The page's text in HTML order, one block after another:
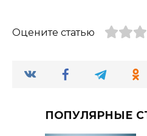
Оцените статью
ПОПУЛЯРНЫЕ